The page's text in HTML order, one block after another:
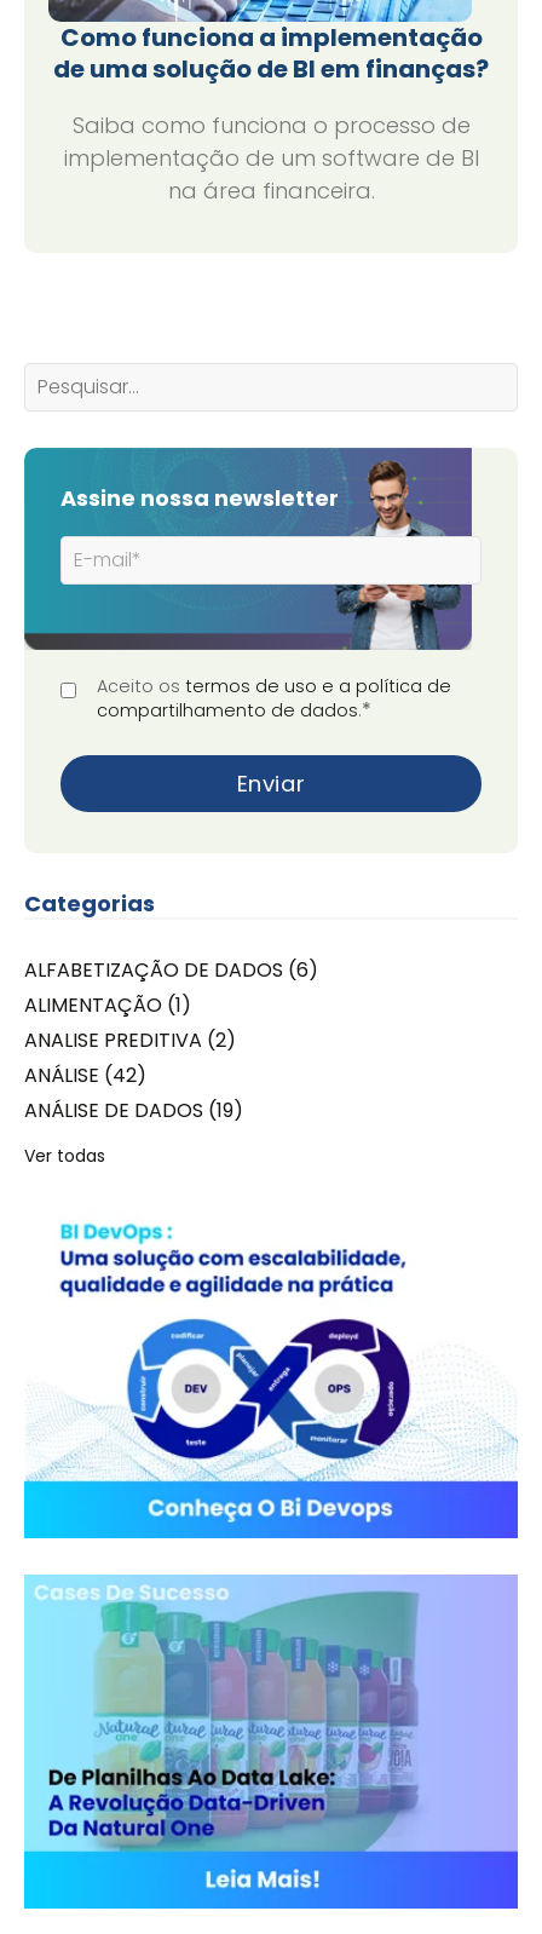
Como funciona a implementação
de uma solução de BI em finanças?
Saiba como funciona o processo de
implementação de um software de BI
na área financeira.
Assine nossa newsletter
Aceito os termos de uso e a política de
compartilhamento de dados.*
Categorias
ALFABETIZAÇÃO DE DADOS (6)
ALIMENTAÇÃO (1)
ANALISE PREDITIVA (2)
ANÁLISE (42)
ANÁLISE DE DADOS (19)
Ver todas